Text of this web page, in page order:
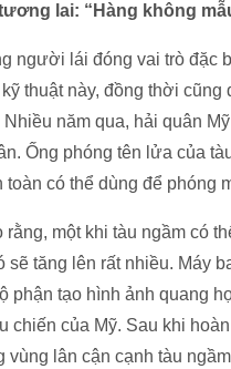
lai: “Hàng không
người lái đóng vai trò đặc
thuật này, đồng thời
năm qua, hải quân
Ống phóng tên lửa của
toàn có thể dùng để phóng
rằng, một khi tàu ngầm có
sẽ tăng lên rất nhiều. Máy
phận tạo hình ảnh quang
chiến của Mỹ. Sau khi
vùng lân cận cạnh tàu